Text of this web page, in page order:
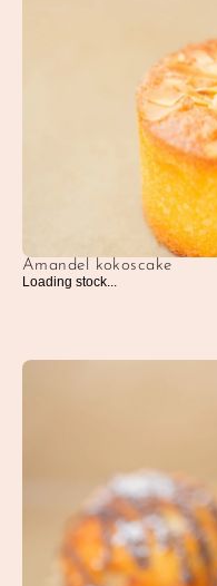
Amandel kokoscake
Loading stock...